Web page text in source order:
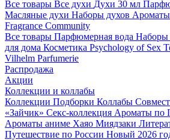
Все товары Все духи Духи 30 мл
Масляные духи Наборы духов
Fragrance Community
Все товары Парфюмерная вода Наборы
для дома Косметика Psychology of Sex
Vilhelm Parfumerie
Распродажа
Акции
Коллекции и коллабы
Коллекции Подборки Коллабы
«Зайчик» Секс-коллекция Ароматы по
Ароматы аниме Хаяо Миядзаки
Путешествие по России Новый 2026